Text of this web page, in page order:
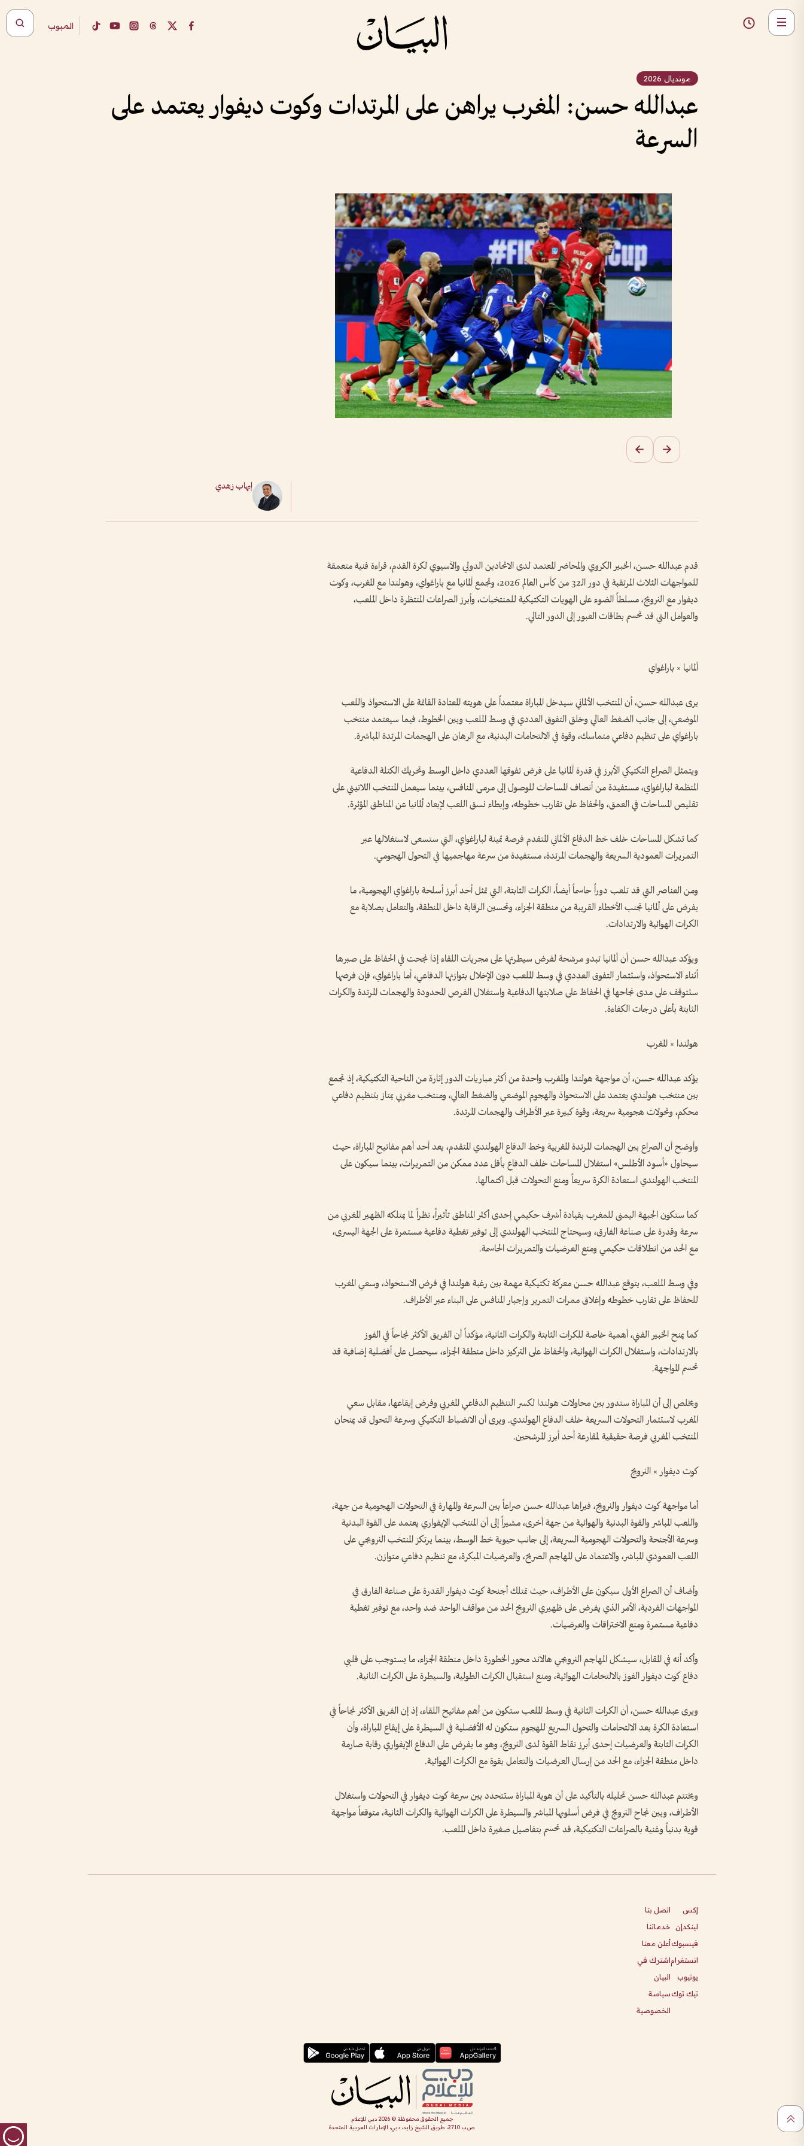
المبوب
مونديال 2026
عبدالله حسن: المغرب يراهن على المرتدات وكوت ديفوار يعتمد على
السرعة
إيهاب زهدي
قدم عبدالله حسن، الخبير الكروي والمحاضر المعتمد لدى الاتحادين الدولي والآسيوي لكرة القدم، قراءة فنية متعمقة
للمواجهات الثلاث المرتقبة في دور الـ32 من كأس العالم 2026، وتجمع ألمانيا مع باراغواي، وهولندا مع المغرب، وكوت
ديفوار مع النرويج، مسلطاً الضوء على الهويات التكتيكية للمنتخبات، وأبرز الصراعات المنتظرة داخل الملعب،
والعوامل التي قد تحسم بطاقات العبور إلى الدور التالي.
ألمانيا × باراغواي
يرى عبدالله حسن، أن المنتخب الألماني سيدخل المباراة معتمداً على هويته المعتادة القائمة على الاستحواذ واللعب
الموضعي، إلى جانب الضغط العالي وخلق التفوق العددي في وسط الملعب وبين الخطوط، فيما سيعتمد منتخب
باراغواي على تنظيم دفاعي متماسك، وقوة في الالتحامات البدنية، مع الرهان على الهجمات المرتدة المباشرة.
ويتمثل الصراع التكتيكي الأبرز في قدرة ألمانيا على فرض تفوقها العددي داخل الوسط وتحريك الكتلة الدفاعية
المنظمة لباراغواي، مستفيدة من أنصاف المساحات للوصول إلى مرمى المنافس، بينما سيعمل المنتخب اللاتيني على
تقليص المساحات في العمق، والحفاظ على تقارب خطوطه، وإبطاء نسق اللعب لإبعاد ألمانيا عن المناطق المؤثرة.
كما تشكل المساحات خلف خط الدفاع الألماني المتقدم فرصة ثمينة لباراغواي، التي ستسعى لاستغلالها عبر
التمريرات العمودية السريعة والهجمات المرتدة، مستفيدة من سرعة مهاجميها في التحول الهجومي.
ومن العناصر التي قد تلعب دوراً حاسماً أيضاً، الكرات الثابتة، التي تمثل أحد أبرز أسلحة باراغواي الهجومية، ما
يفرض على ألمانيا تجنب الأخطاء القريبة من منطقة الجزاء، وتحسين الرقابة داخل المنطقة، والتعامل بصلابة مع
الكرات الهوائية والارتدادات.
ويؤكد عبدالله حسن أن ألمانيا تبدو مرشحة لفرض سيطرتها على مجريات اللقاء إذا نجحت في الحفاظ على صبرها
أثناء الاستحواذ، واستثمار التفوق العددي في وسط الملعب دون الإخلال بتوازنها الدفاعي، أما باراغواي، فإن فرصها
ستتوقف على مدى نجاحها في الحفاظ على صلابتها الدفاعية واستغلال الفرص المحدودة والهجمات المرتدة والكرات
الثابتة بأعلى درجات الكفاءة.
هولندا × المغرب
يؤكد عبدالله حسن، أن مواجهة هولندا والمغرب واحدة من أكثر مباريات الدور إثارة من الناحية التكتيكية، إذ تجمع
بين منتخب هولندي يعتمد على الاستحواذ والهجوم الموضعي والضغط العالي، ومنتخب مغربي يمتاز بتنظيم دفاعي
محكم، وتحولات هجومية سريعة، وقوة كبيرة عبر الأطراف والهجمات المرتدة.
وأوضح أن الصراع بين الهجمات المرتدة المغربية وخط الدفاع الهولندي المتقدم، يعد أحد أهم مفاتيح المباراة، حيث
سيحاول «أسود الأطلس» استغلال المساحات خلف الدفاع بأقل عدد ممكن من التمريرات، بينما سيكون على
المنتخب الهولندي استعادة الكرة سريعاً ومنع التحولات قبل اكتمالها.
كما ستكون الجبهة اليمنى للمغرب بقيادة أشرف حكيمي إحدى أكثر المناطق تأثيراً، نظراً لما يمتلكه الظهير المغربي من
سرعة وقدرة على صناعة الفارق، وسيحتاج المنتخب الهولندي إلى توفير تغطية دفاعية مستمرة على الجهة اليسرى،
مع الحد من انطلاقات حكيمي ومنع العرضيات والتمريرات الحاسمة.
وفي وسط الملعب، يتوقع عبدالله حسن معركة تكتيكية مهمة بين رغبة هولندا في فرض الاستحواذ، وسعي المغرب
للحفاظ على تقارب خطوطه وإغلاق ممرات التمرير وإجبار المنافس على البناء عبر الأطراف.
كما يمنح الخبير الفني، أهمية خاصة للكرات الثابتة والكرات الثانية، مؤكداً أن الفريق الأكثر نجاحاً في الفوز
بالارتدادات، واستغلال الكرات الهوائية، والحفاظ على التركيز داخل منطقة الجزاء، سيحصل على أفضلية إضافية قد
تحسم المواجهة.
ويخلص إلى أن المباراة ستدور بين محاولات هولندا لكسر التنظيم الدفاعي المغربي وفرض إيقاعها، مقابل سعي
المغرب لاستثمار التحولات السريعة خلف الدفاع الهولندي. ويرى أن الانضباط التكتيكي وسرعة التحول قد يمنحان
المنتخب المغربي فرصة حقيقية لمقارعة أحد أبرز المرشحين.
كوت ديفوار × النرويج
أما مواجهة كوت ديفوار والنرويج، فيراها عبدالله حسن صراعاً بين السرعة والمهارة في التحولات الهجومية من جهة،
واللعب المباشر والقوة البدنية والهوائية من جهة أخرى، مشيراً إلى أن المنتخب الإيفواري يعتمد على القوة البدنية
وسرعة الأجنحة والتحولات الهجومية السريعة، إلى جانب حيوية خط الوسط، بينما يرتكز المنتخب النرويجي على
اللعب العمودي المباشر، والاعتماد على المهاجم الصريح، والعرضيات المبكرة، مع تنظيم دفاعي متوازن.
وأضاف أن الصراع الأول سيكون على الأطراف، حيث تمتلك أجنحة كوت ديفوار القدرة على صناعة الفارق في
المواجهات الفردية، الأمر الذي يفرض على ظهيري النرويج الحد من مواقف الواحد ضد واحد، مع توفير تغطية
دفاعية مستمرة ومنع الاختراقات والعرضيات.
وأكد أنه في المقابل، سيشكل المهاجم النرويجي هالاند محور الخطورة داخل منطقة الجزاء، ما يستوجب على قلبي
دفاع كوت ديفوار الفوز بالالتحامات الهوائية، ومنع استقبال الكرات الطولية، والسيطرة على الكرات الثانية.
ويرى عبدالله حسن، أن الكرات الثانية في وسط الملعب ستكون من أهم مفاتيح اللقاء، إذ إن الفريق الأكثر نجاحاً في
استعادة الكرة بعد الالتحامات والتحول السريع للهجوم ستكون له الأفضلية في السيطرة على إيقاع المباراة، وأن
الكرات الثابتة والعرضيات إحدى أبرز نقاط القوة لدى النرويج، وهو ما يفرض على الدفاع الإيفواري رقابة صارمة
داخل منطقة الجزاء، مع الحد من إرسال العرضيات والتعامل بقوة مع الكرات الهوائية.
ويختتم عبدالله حسن تحليله بالتأكيد على أن هوية المباراة ستتحدد بين سرعة كوت ديفوار في التحولات واستغلال
الأطراف، وبين نجاح النرويج في فرض أسلوبها المباشر والسيطرة على الكرات الهوائية والكرات الثانية، متوقعاً مواجهة
قوية بدنياً وغنية بالصراعات التكتيكية، قد تحسم بتفاصيل صغيرة داخل الملعب.
إكس
لينكدإن
فيسبوك
انستغرام
يوتيوب
تيك توك
اتصل بنا
خدماتنا
أعلن معنا
اشترك في
البيان
سياسة
الخصوصية
جميع الحقوق محفوظة ©2026 دبي للإعلام
ص.ب 2710، طريق الشيخ زايد، دبي، الإمارات العربية المتحدة